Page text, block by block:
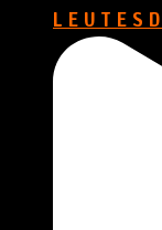
L E U T E S